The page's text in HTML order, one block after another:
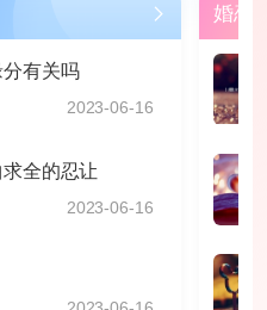
有关吗
2023-06-16
全的忍让
2023-06-16
婚恋